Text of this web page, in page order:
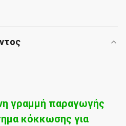
γραμμή παραγωγής
κόκκωσης για